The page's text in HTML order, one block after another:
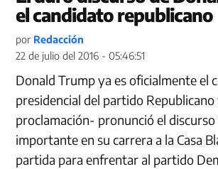
el candidato republicano
por Redacción
22 de julio del 2016 - 05:46:51
Donald Trump ya es oficialmente el
presidencial del partido
proclamación- pronunció el discurso
importante en su carrera a la Casa
partida para enfrentar al partido